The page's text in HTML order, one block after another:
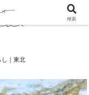
し｜東北
検索